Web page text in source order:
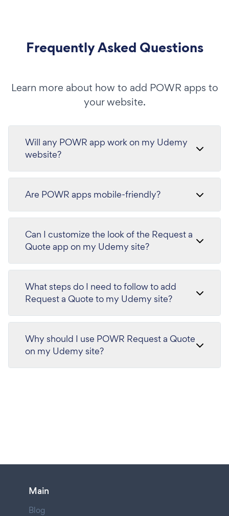
Frequently Asked Questions
Learn more about how to add POWR apps to
your website.
Will any POWR app work on my Udemy
website?
Are POWR apps mobile-friendly?
Can I customize the look of the Request a
Quote app on my Udemy site?
What steps do I need to follow to add
Request a Quote to my Udemy site?
Why should I use POWR Request a Quote
on my Udemy site?
Main
Blog